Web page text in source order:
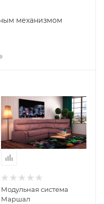
механизмом
Модульная система
Маршал